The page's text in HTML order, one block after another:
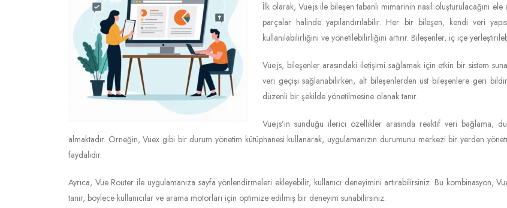
İlk olarak, Vue.js ile bileşen tabanlı mimarinin nasıl oluşturulacağını ele
parçalar halinde yapılandırılabilir. Her bir bileşen, kendi veri
kullanılabilirliğini ve yönetilebilirliğini artırır. Bileşenler, iç içe
Vue.js, bileşenler arasındaki iletişimi sağlamak için etkin bir sistem
veri geçişi sağlanabilirken, alt bileşenlerden üst bileşenlere geri
düzenli bir şekilde yönetilmesine olanak tanır.
Vue.js’in sunduğu ilerici özellikler arasında reaktif veri bağlama,
almaktadır. Örneğin, Vuex gibi bir durum yönetim kütüphanesi kullanarak, uygulamanızın durumunu merkezi bir yerden
faydalıdır.
Ayrıca, Vue Router ile uygulamanıza sayfa yönlendirmeleri ekleyebilir, kullanıcı deneyimini artırabilirsiniz. Bu kombinasyon,
tanır, böylece kullanıcılar ve arama motorları için optimize edilmiş bir deneyim sunabilirsiniz.